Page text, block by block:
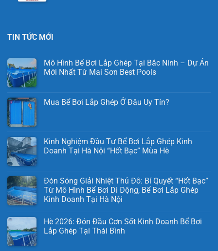
TIN TỨC MỚI
Mô Hình Bể Bơi Lắp Ghép Tại Bắc Ninh – Dự Án
Mới Nhất Từ Mai Sơn Best Pools
Mua Bể Bơi Lắp Ghép Ở Đâu Uy Tín?
Kinh Nghiệm Đầu Tư Bể Bơi Lắp Ghép Kinh
Doanh Tại Hà Nội “Hốt Bạc” Mùa Hè
Đón Sóng Giải Nhiệt Thủ Đô: Bí Quyết “Hốt Bạc”
Từ Mô Hình Bể Bơi Di Động, Bể Bơi Lắp Ghép
Kinh Doanh Tại Hà Nội
Hè 2026: Đón Đầu Cơn Sốt Kinh Doanh Bể Bơi
Lắp Ghép Tại Thái Bình